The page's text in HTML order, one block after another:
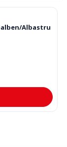
Albastru